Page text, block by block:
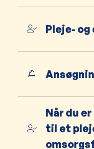
Pleje-
Når du
til et